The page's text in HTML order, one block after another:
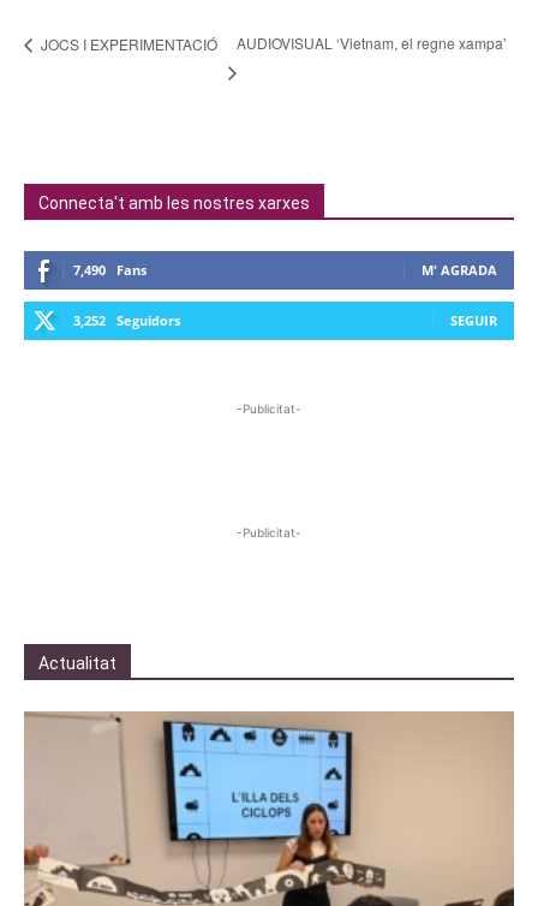
JOCS I EXPERIMENTACIÓ AUDIOVISUAL ‘Vietnam, el regne xampa’
Connecta't amb les nostres xarxes
7,490 Fans M' AGRADA
3,252 Seguidors SEGUIR
-Publicitat-
-Publicitat-
Actualitat